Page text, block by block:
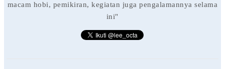
macam hobi, pemikiran, kegiatan juga pengalamannya selama
ini"